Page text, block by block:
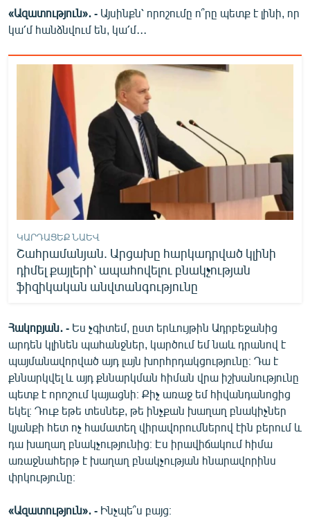
«Ազատություն»․ - Այսինքն՝ որոշումը ո՞րը պետք է լինի, որ
կա՛մ հանձնվում են, կա՛մ․․․
ԿԱՐԴԱՑԵՔ ՆԱԵՎ
Շահրամանյան. Արցախը հարկադրված կլինի
դիմել քայլերի՝ ապահովելու բնակչության
ֆիզիկական անվտանգությունը
Հակոբյան․ - Ես չգիտեմ, ըստ երևույթին Ադրբեջանից
արդեն կլինեն պահանջներ, կարծում եմ նաև դրանով է
պայմանավորված այդ լայն խորհրդակցությունը։ Դա է
քննարկվել և այդ քննարկման հիման վրա իշխանությունը
պետք է որոշում կայացնի։ Քիչ առաջ եմ հիվանդանոցից
եկել։ Դուք եթե տեսնեք, թե ինչքան խաղաղ բնակիչներ
կյանքի հետ ոչ համատեղ վիրավորումներով էին բերում և
դա խաղաղ բնակչությունից։ Էս իրավիճակում հիմա
առաջնահերթ է խաղաղ բնակչության հնարավորինս
փրկությունը։
«Ազատություն»․ - Ինչպե՞ս բայց։